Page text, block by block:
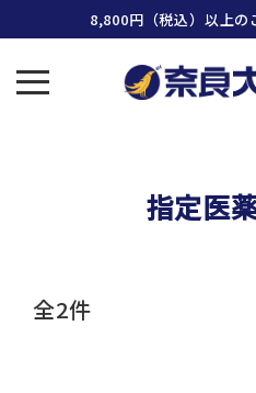
8,800円（税込）以上の
指定医
全2件